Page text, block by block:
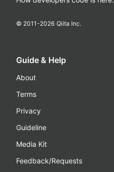
© 2011-2026 Qiita Inc.
Guide & Help
About
Terms
Privacy
Guideline
Media Kit
Feedback/Requests